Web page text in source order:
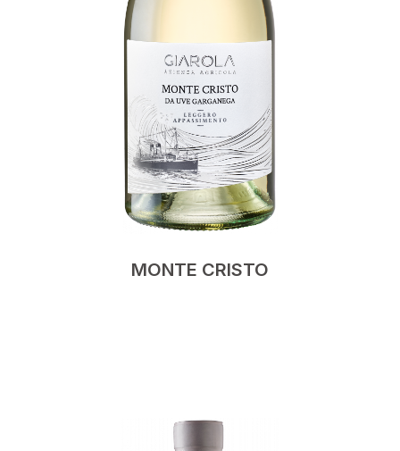
MONTE CRISTO